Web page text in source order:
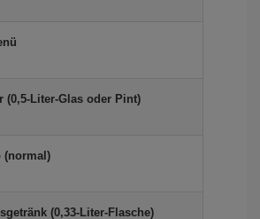
(0,5-Liter-Glas oder Pint)
(normal)
(0,33-Liter-Flasche)